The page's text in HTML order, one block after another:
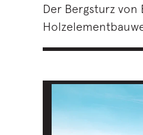
Der Bergsturz